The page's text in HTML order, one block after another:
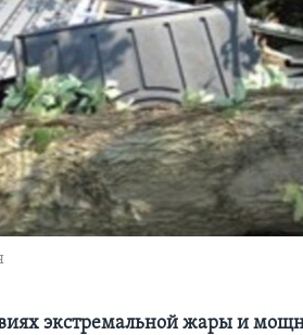
экстремальной жары и